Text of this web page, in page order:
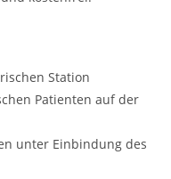
Station
Patienten auf der
unter Einbindung des